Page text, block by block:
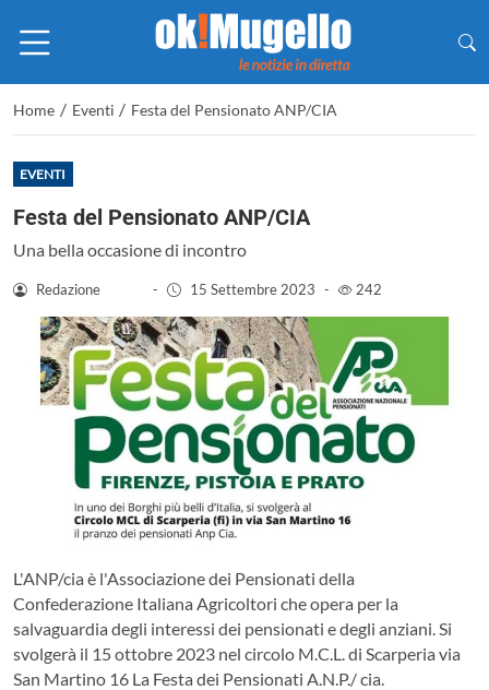
Home / Eventi / Festa del Pensionato ANP/CIA
EVENTI
Festa del Pensionato ANP/CIA
Una bella occasione di incontro
Redazione - 15 Settembre 2023 - 242
L'ANP/cia è l'Associazione dei Pensionati della
Confederazione Italiana Agricoltori che opera per la
salvaguardia degli interessi dei pensionati e degli anziani. Si
svolgerà il 15 ottobre 2023 nel circolo M.C.L. di Scarperia via
San Martino 16 La Festa dei Pensionati A.N.P./ cia.